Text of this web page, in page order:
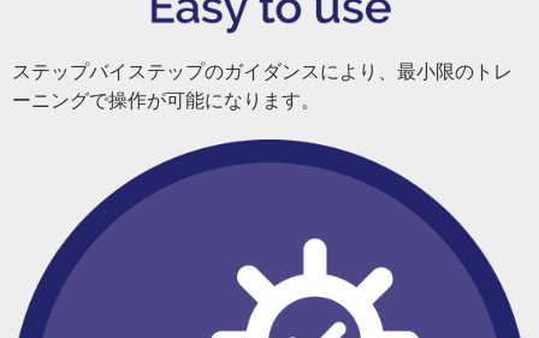
ステップバイステップのガイダンスにより、最小限のトレ
ーニングで操作が可能になります。